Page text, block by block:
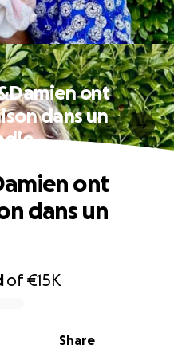
ont
dans un
of€15K
Share
ont
dans un